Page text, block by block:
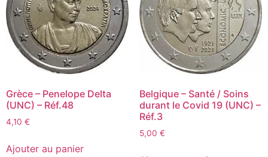
Grèce – Penelope Delta
(UNC) – Réf.48
4,10 €
Ajouter au panier
Belgique – Santé / Soins
durant le Covid 19 (UNC) –
Réf.3
5,00 €